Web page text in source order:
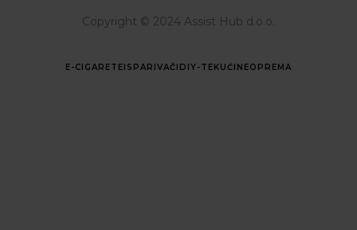
Copyright © 2024 Assist Hub d.o.o.
E-CIGARETEISPARIVAČI DIY-TEKUĆINEOPREMA